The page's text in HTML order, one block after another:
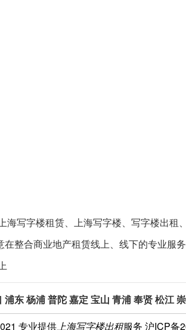
海写字楼租赁、上海写字楼、写字楼出
整合商业地产租赁线上、线下的专业服
浦东杨浦普陀嘉定 宝山 青浦奉贤松江
专业提供上海写字楼出租服务沪ICP备